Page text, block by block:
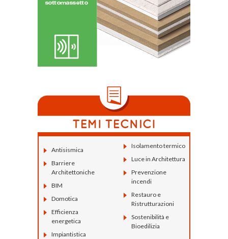
Antisismica
Barriere
Architettoniche
BIM
Domotica
Efficienza
energetica
Impiantistica
Isolamento termico
Luce in Architettura
Prevenzione
incendi
Restauro e
Ristrutturazioni
Sostenibilità e
Bioedilizia